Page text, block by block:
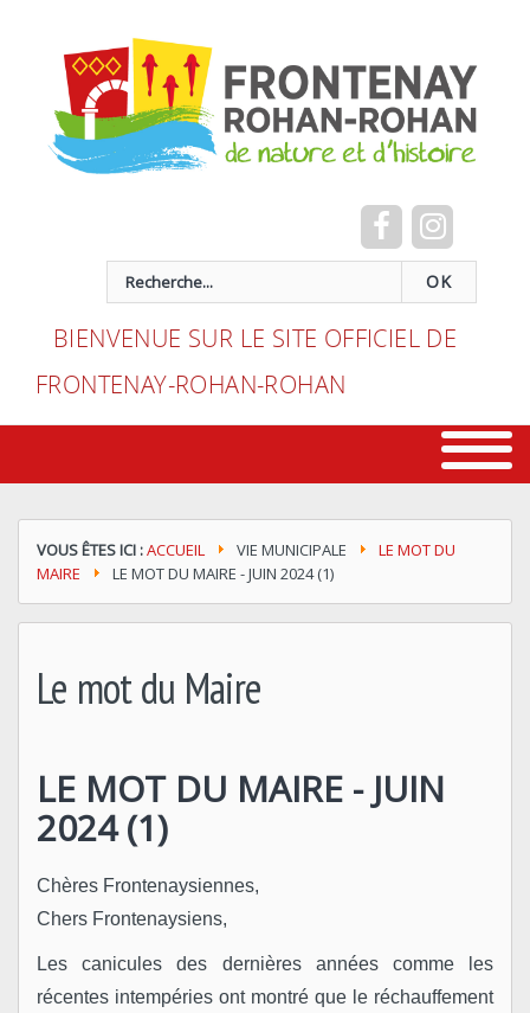
OK
BIENVENUE SUR LE SITE OFFICIEL DE
FRONTENAY-ROHAN-ROHAN
VOUS ÊTES ICI :ACCUEIL VIE MUNICIPALE
LE MOT DU
MAIRE
LE MOT DU MAIRE - JUIN 2024 (1)
Le mot du Maire
LE MOT DU MAIRE - JUIN
2024 (1)
Chères Frontenaysiennes,
Chers Frontenaysiens,
Les canicules des dernières années comme les
récentes intempéries ont montré que le réchauffement